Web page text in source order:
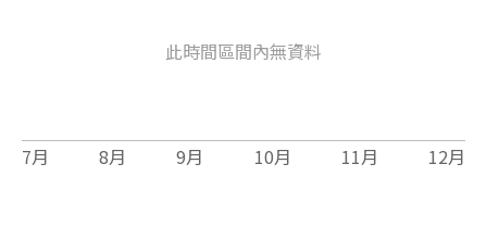
此時間區間內無資料
7月 8月 9月 10月 11月 12月